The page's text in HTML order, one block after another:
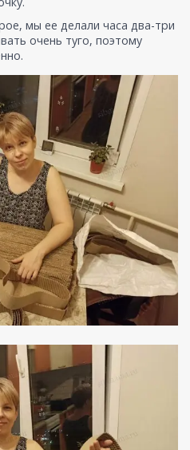
мы ее делали часа два-три
очень туго, поэтому